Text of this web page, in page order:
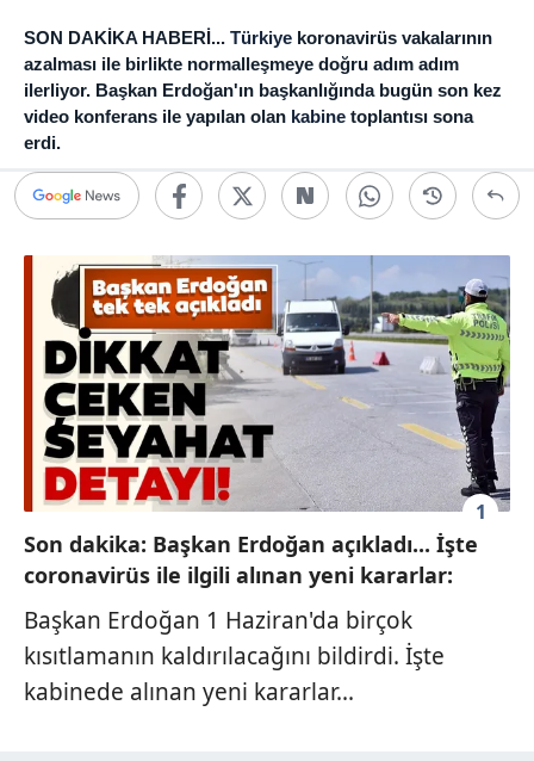
SON DAKİKA HABERİ... Türkiye koronavirüs vakalarının
azalması ile birlikte normalleşmeye doğru adım adım
ilerliyor. Başkan Erdoğan'ın başkanlığında bugün son kez
video konferans ile yapılan olan kabine toplantısı sona
erdi.
1
Son dakika: Başkan Erdoğan açıkladı... İşte
coronavirüs ile ilgili alınan yeni kararlar:
Başkan Erdoğan 1 Haziran'da birçok
kısıtlamanın kaldırılacağını bildirdi. İşte
kabinede alınan yeni kararlar...